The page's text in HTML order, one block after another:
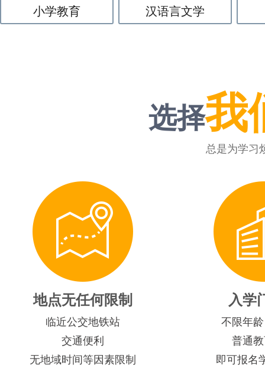
小学教育 汉语言文学
选择我
总是为学习
地点无任何限制
临近公交地铁站
交通便利
无地域时间等因素限制
入学
不限年
普通
即可报名